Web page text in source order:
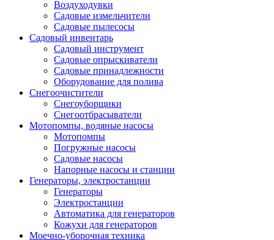
Воздуходувки
Садовые измельчители
Садовые пылесосы
Садовый инвентарь
Садовый инструмент
Садовые опрыскиватели
Садовые принадлежности
Оборудование для полива
Снегоочистители
Снегоуборщики
Снегоотбрасыватели
Мотопомпы, водяные насосы
Мотопомпы
Погружные насосы
Садовые насосы
Напорные насосы и станции
Генераторы, электростанции
Генераторы
Электростанции
Автоматика для генераторов
Кожухи для генераторов
Моечно-уборочная техника